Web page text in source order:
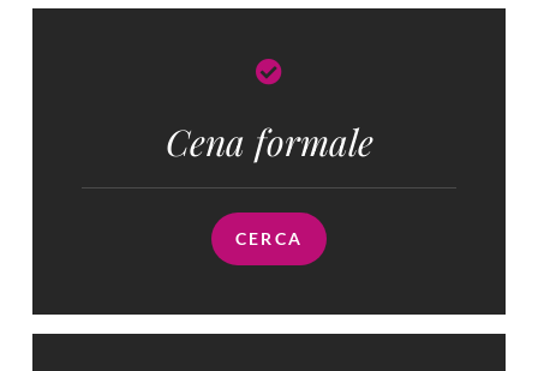
Cena formale
CERCA